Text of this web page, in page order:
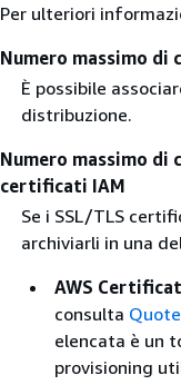
Per ulteriori
Numero massimo
È possibile
distribuzione.
Numero massimo
certificati IAM
Se i SSL/TLS
archiviarli in una
AWS
consulta Quote
elencata è un
provisioning